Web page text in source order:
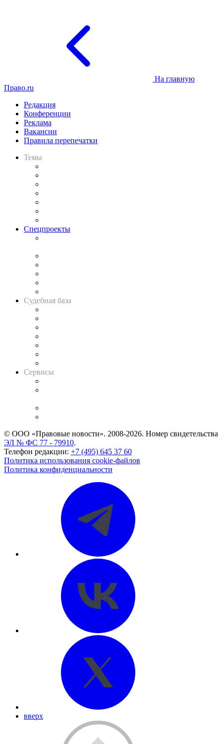
На главную
Право.ru
Редакция
Конференции
Реклама
Вакансии
Правила перепечатки
Темы
Спецпроекты
Судебная база
Сервисы
© ООО «Правовые новости». 2008-2026. Номер свидетельства
ЭЛ № ФС 77 - 79910.
Телефон редакции: +7 (495) 645 37 60
Политика использования cookie-файлов
Политика конфиденциальности
вверх